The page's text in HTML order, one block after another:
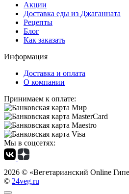
Акции
Доставка еды из Джаганната
Рецепты
Блог
Как заказать
Информация
Доставка и оплата
О компании
Принимаем к оплате:
Мы в соцсетях:
2026 © «Вегетарианский Online
© 24veg.ru